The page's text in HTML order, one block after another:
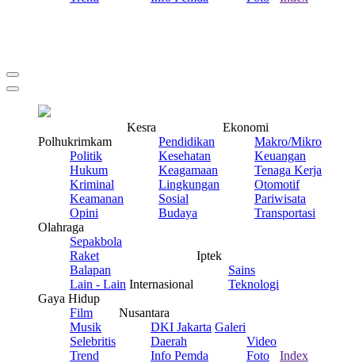
Polhukrimkam
Politik
Hukum
Kriminal
Keamanan
Opini
Kesra
Pendidikan
Kesehatan
Keagamaan
Lingkungan
Sosial
Budaya
Ekonomi
Makro/Mikro
Keuangan
Tenaga Kerja
Otomotif
Pariwisata
Transportasi
Olahraga
Sepakbola
Raket
Balapan
Lain - Lain Internasional
Iptek
Sains
Teknologi
Gaya Hidup
Film
Musik
Selebritis
Trend
Nusantara
DKI Jakarta
Daerah
Info Pemda
Galeri
Video
Foto
Index